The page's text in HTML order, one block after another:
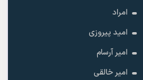
امراد
امید پیروزی
امیر آرسام
امیر خالقى